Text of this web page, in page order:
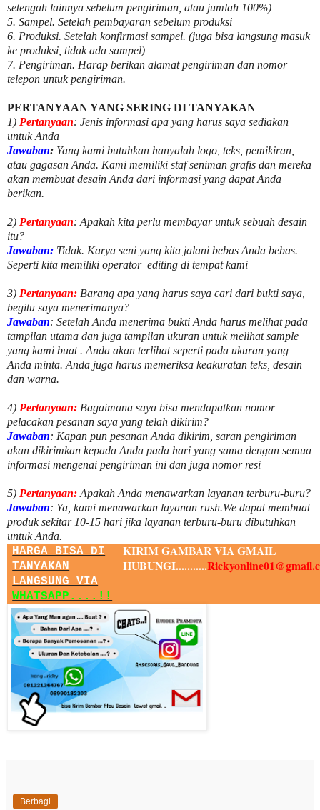
setengah lainnya sebelum pengiriman, atau jumlah 100%)
5. Sampel. Setelah pembayaran sebelum produksi
6. Produksi. Setelah konfirmasi sampel. (juga bisa langsung masuk
ke produksi, tidak ada sampel)
7. Pengiriman. Harap berikan alamat pengiriman dan nomor
telepon untuk pengiriman.
PERTANYAAN YANG SERING DI TANYAKAN
1) Pertanyaan: Jenis informasi apa yang harus saya sediakan
untuk Anda
Jawaban: Yang kami butuhkan hanyalah logo, teks, pemikiran,
atau gagasan Anda. Kami memiliki staf seniman grafis dan mereka
akan membuat desain Anda dari informasi yang dapat Anda
berikan.
2) Pertanyaan: Apakah kita perlu membayar untuksebuah desain
itu?
Jawaban: Tidak. Karya seni yang kita jalani bebas Anda bebas.
Seperti kita memiliki operator editing di tempat kami
3) Pertanyaan: Barang apa yang harus saya cari dari bukti saya,
begitu saya menerimanya?
Jawaban: Setelah Anda menerima bukti Anda harus melihat pada
tampilan utama dan juga tampilan ukuran untuk melihatsample
yang kami buat . Anda akan terlihat seperti pada ukuran yang
Anda minta. Anda juga harus memeriksa keakuratan teks, desain
dan warna.
4) Pertanyaan: Bagaimana saya bisa mendapatkan nomor
pelacakan pesanan saya yang telah dikirim?
Jawaban: Kapan pun pesanan Anda dikirim, saran pengiriman
akan dikirimkan kepada Anda pada hari yang sama dengan semua
informasi mengenai pengiriman ini dan juga nomorresi
5) Pertanyaan: Apakah Anda menawarkan layanan terburu-buru?
Jawaban: Ya, kami menawarkan layanan rush.We dapat membuat
produk sekitar 10-15 hari jika layanan terburu-buru dibutuhkan
untuk Anda.
HARGA BISA DI
TANYAKAN
LANGSUNG VIA
WHATSAPP....!!
KIRIM GAMBAR VIA GMAIL
HUBUNGI...........
Berbagi